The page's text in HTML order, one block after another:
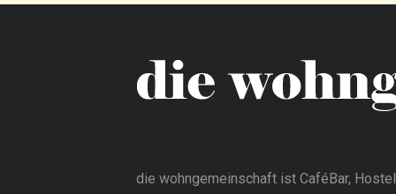
die wohngemeinschaft ist CaféBar,